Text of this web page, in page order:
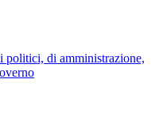
politici, di amministrazione,